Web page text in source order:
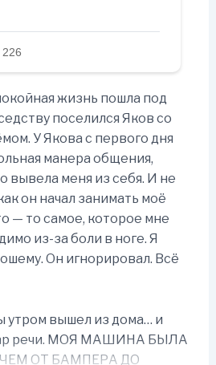
жизнь пошла под
поселился Яков со
У Якова с первого дня
манера общения,
вывела меня из себя. И не
он начал занимать моё
— то самое, которое мне
из-за боли в ноге. Я
Он игнорировал. Всё
утром вышел из дома… и
речи. МОЯ МАШИНА БЫЛА
ОТ БАМПЕРА ДО